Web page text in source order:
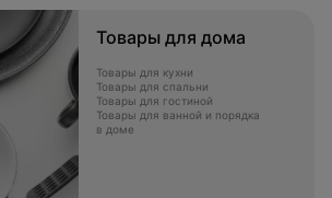
Товары для дома
Товары для кухни
Товары для спальни
Товары для гостиной
Товары для ванной и порядка
в доме